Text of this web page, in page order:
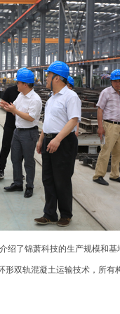
绍了锦萧科技的生产规模和基
双轨混凝土运输技术，所有